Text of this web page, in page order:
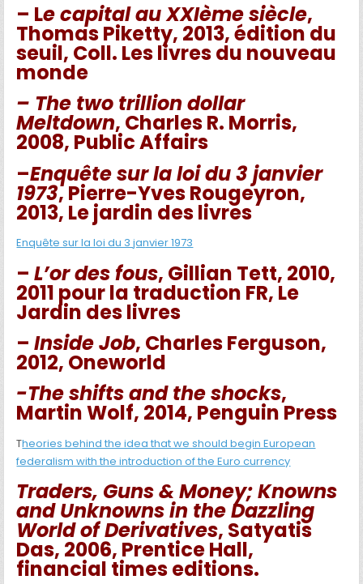
– Le capital au XXIème siècle,
Thomas Piketty, 2013, édition du
seuil, Coll. Les livres du nouveau
monde
– The two trillion dollar
Meltdown, Charles R. Morris,
2008, Public Affairs
–Enquête sur la loi du 3 janvier
1973, Pierre-Yves Rougeyron,
2013, Le jardin des livres
Enquête sur la loi du 3 janvier 1973
–L’or des fous, Gillian Tett, 2010,
2011 pour la traduction FR, Le
Jardin des livres
–Inside Job, Charles Ferguson,
2012, Oneworld
-The shifts and the shocks,
Martin Wolf, 2014, Penguin Press
Theories behind the idea that we should begin European
federalism with the introduction of the Euro currency
Traders, Guns & Money; Knowns
and Unknowns in the Dazzling
World of Derivatives, Satyatis
Das, 2006, Prentice Hall,
financial times editions.